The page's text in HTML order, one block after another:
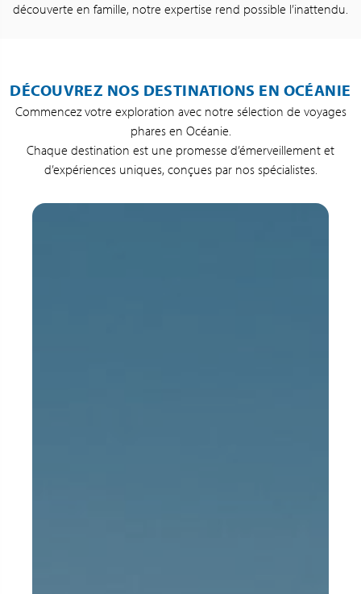
découverte en famille, notre expertise rend possible l’inattendu.
DÉCOUVREZ NOS DESTINATIONS EN OCÉANIE
Commencez votre exploration avec notre sélection de voyages
phares en Océanie.
Chaque destination est une promesse d’émerveillement et
d’expériences uniques, conçues par nos spécialistes.